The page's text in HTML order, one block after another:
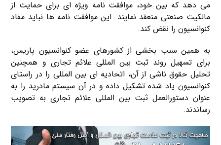
می دهد که بین خود، موافقت نامه ویژه ای برای حمایت از
مالکیت صنعتی منعقد نمایند. این موافقت نامه ها نباید مفاد
کنوانسیون را نقض کند.
به همین سبب بخشی از کشورهای عضو کنوانسیون پاریس،
برای تسهیل روند ثبت بین المللی علائم تجاری و همچنین
تحلیل حقوق ناشی از آن، اتحادیه ای بین المللی را در راستای
کنوانسیون یاد شده تشکیل داده و در آن سیستم مادرید را به
عنوان دستورالعمل ثبت بین المللی علائم تجاری به تصویب
رساندند.